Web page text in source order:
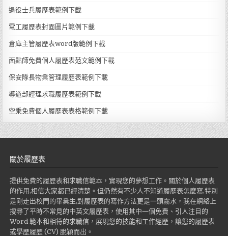
退役士兵履歷表範例下載
電工履歷表封面圖片範例下載
倉庫主管履歷表word版範例下載
面點師免費個人履歷表范文範例下載
保安隊長物業管理履歷表範例下載
導遊部經理求職履歷表範例下載
空乘免費個人履歷表表格範例下載
關於履歷表
提供免費的履歷表和求職信範本，實現您的夢想工作。關於個人履歷表
的作用,相信大家都已經清楚。但仍然有不少人不知道履歷表怎麼寫,特別
是剛走出校門的畢業生,對履歷表的寫作方法更是一頭霧水，我在網絡上
搜尋了平時不常見的中英文履歷表，使用其中一個免費、引人注目的
Word 範本和相符的求職信，展現您的技能和工作經歷，讓您的履歷表
或學歷履歷 (CV) 脫穎而出。